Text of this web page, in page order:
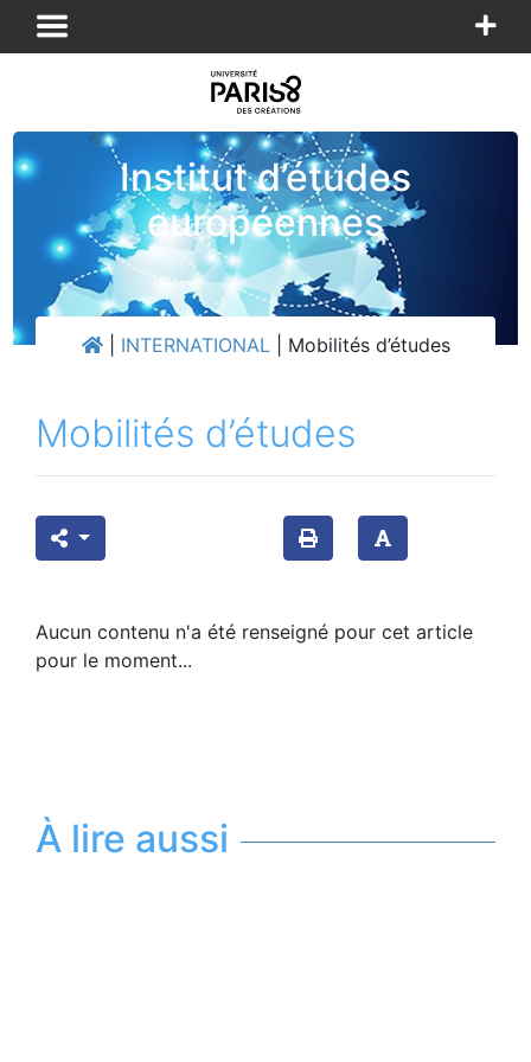
Panneau de gestion des cookies
Institut d’études
européennes
INTERNATIONAL Mobilités d’études
Mobilités d’études
Aucun contenu n'a été renseigné pour cet article
pour le moment...
À lire aussi